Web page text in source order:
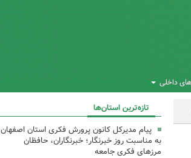
داخلی
تازه‌ترین استان‌ها
پیام مدیرکل کانون پرورش فکری استان اصفهان
به مناسبت روز خبرنگار؛ خبرنگاران، حافظان
مرزهای فکری جامعه